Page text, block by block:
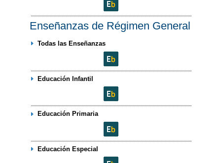
Enseñanzas de Régimen General
Todas las Enseñanzas
Educación Infantil
Educación Primaria
Educación Especial